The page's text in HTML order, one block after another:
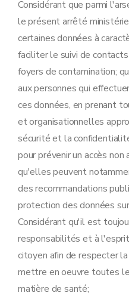
Considérant que parmi
le présent arrêté
certaines données à
faciliter le suivi de
foyers de contamination;
aux personnes qui
ces données, en prenant
et organisationnelles
sécurité et la
pour prévenir un accès non
qu'elles peuvent
des recommandations
protection des données
Considérant qu'il est
responsabilités et à
citoyen afin de respecter
mettre en oeuvre toutes
matière de santé;